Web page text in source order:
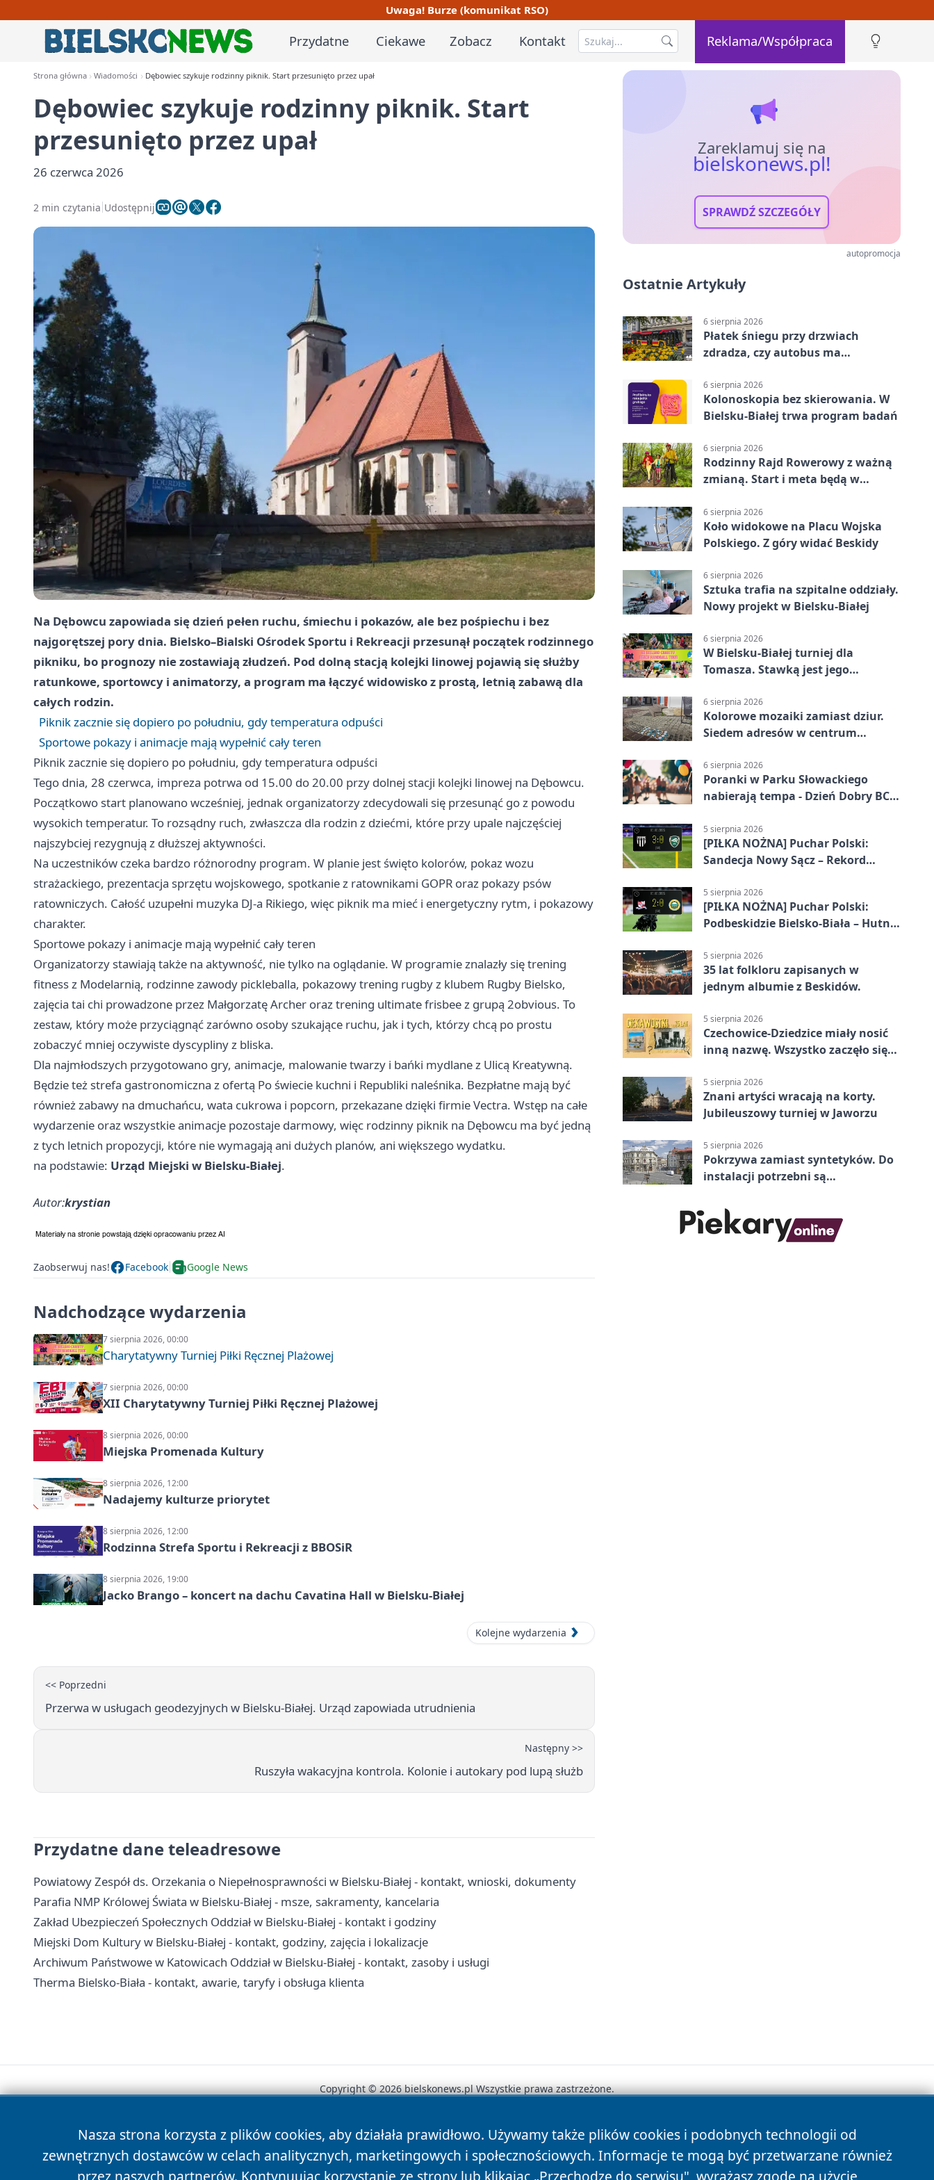
Uwaga! Burze (komunikat RSO)
Przydatne Ciekawe Zobacz Kontakt Reklama/Współpraca
Strona główna Wiadomości Dębowiec szykuje rodzinny piknik. Start przesunięto przez upał
Dębowiec szykuje rodzinny piknik. Start
przesunięto przez upał
26 czerwca 2026
2 min czytania Udostępnij
Na Dębowcu zapowiada się dzień pełen ruchu, śmiechu i pokazów, ale bez pośpiechu i bez
najgorętszej pory dnia. Bielsko–Bialski Ośrodek Sportu i Rekreacji przesunął początek rodzinnego
pikniku, bo prognozy nie zostawiają złudzeń. Pod dolną stacją kolejki linowej pojawią się służby
ratunkowe, sportowcy i animatorzy, a program ma łączyć widowisko z prostą, letnią zabawą dla
całych rodzin.
Piknik zacznie się dopiero po południu, gdy temperatura odpuści
Sportowe pokazy i animacje mają wypełnić cały teren
Piknik zacznie się dopiero po południu, gdy temperatura odpuści
Tego dnia, 28 czerwca, impreza potrwa od 15.00 do 20.00 przy dolnej stacji kolejki linowej na Dębowcu.
Początkowo start planowano wcześniej, jednak organizatorzy zdecydowali się przesunąć go z powodu
wysokich temperatur. To rozsądny ruch, zwłaszcza dla rodzin z dziećmi, które przy upale najczęściej
najszybciej rezygnują z dłuższej aktywności.
Na uczestników czeka bardzo różnorodny program. W planie jest święto kolorów, pokaz wozu
strażackiego, prezentacja sprzętu wojskowego, spotkanie z ratownikami GOPR oraz pokazy psów
ratowniczych. Całość uzupełni muzyka DJ-a Rikiego, więc piknik ma mieć i energetyczny rytm, i pokazowy
charakter.
Sportowe pokazy i animacje mają wypełnić cały teren
Organizatorzy stawiają także na aktywność, nie tylko na oglądanie. W programie znalazły się trening
fitness z Modelarnią, rodzinne zawody pickleballa, pokazowy trening rugby z klubem Rugby Bielsko,
zajęcia tai chi prowadzone przez Małgorzatę Archer oraz trening ultimate frisbee z grupą 2obvious. To
zestaw, który może przyciągnąć zarówno osoby szukające ruchu, jak i tych, którzy chcą po prostu
zobaczyć mniej oczywiste dyscypliny z bliska.
Dla najmłodszych przygotowano gry, animacje, malowanie twarzy i bańki mydlane z Ulicą Kreatywną.
Będzie też strefa gastronomiczna z ofertą Po świecie kuchni i Republiki naleśnika. Bezpłatne mają być
również zabawy na dmuchańcu, wata cukrowa i popcorn, przekazane dzięki firmie Vectra. Wstęp na całe
wydarzenie oraz wszystkie animacje pozostaje darmowy, więc rodzinny piknik na Dębowcu ma być jedną
z tych letnich propozycji, które nie wymagają ani dużych planów, ani większego wydatku.
na podstawie: Urząd Miejski w Bielsku-Białej.
Autor:krystian
Zaobserwuj nas! Facebook Google News
Nadchodzące wydarzenia
7 sierpnia 2026, 00:00
Charytatywny Turniej Piłki Ręcznej Plażowej
7 sierpnia 2026, 00:00
XII Charytatywny Turniej Piłki Ręcznej Plażowej
8 sierpnia 2026, 00:00
Miejska Promenada Kultury
8 sierpnia 2026, 12:00
Nadajemy kulturze priorytet
8 sierpnia 2026, 12:00
Rodzinna Strefa Sportu i Rekreacji z BBOSiR
8 sierpnia 2026, 19:00
Jacko Brango – koncert na dachu Cavatina Hall w Bielsku-Białej
Kolejne wydarzenia
<< Poprzedni
Przerwa w usługach geodezyjnych w Bielsku-Białej. Urząd zapowiada utrudnienia
Następny >>
Ruszyła wakacyjna kontrola. Kolonie i autokary pod lupą służb
Przydatne dane teleadresowe
Powiatowy Zespół ds. Orzekania o Niepełnosprawności w Bielsku-Białej - kontakt, wnioski, dokumenty
Parafia NMP Królowej Świata w Bielsku-Białej - msze, sakramenty, kancelaria
Zakład Ubezpieczeń Społecznych Oddział w Bielsku-Białej - kontakt i godziny
Miejski Dom Kultury w Bielsku-Białej - kontakt, godziny, zajęcia i lokalizacje
Archiwum Państwowe w Katowicach Oddział w Bielsku-Białej - kontakt, zasoby i usługi
Therma Bielsko-Biała - kontakt, awarie, taryfy i obsługa klienta
Zareklamuj się na
bielskonews.pl!
SPRAWDŹ SZCZEGÓŁY
autopromocja
Ostatnie Artykuły
6 sierpnia 2026
Płatek śniegu przy drzwiach
zdradza, czy autobus ma
6 sierpnia 2026
Kolonoskopia bez skierowania. W
Bielsku-Białej trwa program badań
6 sierpnia 2026
Rodzinny Rajd Rowerowy z ważną
zmianą. Start i meta będą w
6 sierpnia 2026
Koło widokowe na Placu Wojska
Polskiego. Z góry widać Beskidy
6 sierpnia 2026
Sztuka trafia na szpitalne oddziały.
Nowy projekt w Bielsku-Białej
6 sierpnia 2026
W Bielsku-Białej turniej dla
Tomasza. Stawką jest jego
6 sierpnia 2026
Kolorowe mozaiki zamiast dziur.
Siedem adresów w centrum
6 sierpnia 2026
Poranki w Parku Słowackiego
nabierają tempa - Dzień Dobry BCK
5 sierpnia 2026
[PIŁKA NOŻNA] Puchar Polski:
Sandecja Nowy Sącz – Rekord
5 sierpnia 2026
[PIŁKA NOŻNA] Puchar Polski:
Podbeskidzie Bielsko-Biała – Hutnik
w Dankowicach
5 sierpnia 2026
35 lat folkloru zapisanych w
jednym albumie z Beskidów.
5 sierpnia 2026
Czechowice-Dziedzice miały nosić
inną nazwę. Wszystko zaczęło się
5 sierpnia 2026
Znani artyści wracają na korty.
Jubileuszowy turniej w Jaworzu
5 sierpnia 2026
Pokrzywa zamiast syntetyków. Do
instalacji potrzebni są
Nasza strona korzysta z plików cookies, aby działała prawidłowo. Używamy także plików cookies i podobnych technologii od
zewnętrznych dostawców w celach analitycznych, marketingowych i społecznościowych. Informacje te mogą być przetwarzane również
przez naszych partnerów. Kontynuując korzystanie ze strony lub klikając „Przechodzę do serwisu", wyrażasz zgodę na użycie
Copyright © 2026 bielskonews.pl Wszystkie prawa zastrzeżone.
News Autorzy Polityka Prywatności Polityka Cookies